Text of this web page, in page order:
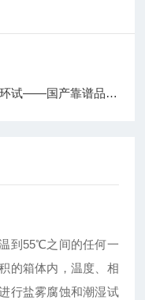
谱品牌，质量与口碑兼具
到55℃之间的任何一
的箱体内，温度、相
行盐雾腐蚀和潮湿试